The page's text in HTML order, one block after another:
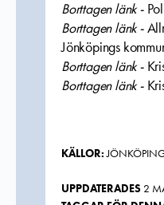
Borttagen länk -
Borttagen länk -
Jönköpings
Borttagen länk -
Borttagen länk -
KÄLLOR:
UPPDATERADES 2